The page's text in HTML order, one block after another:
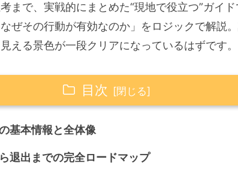
まで、実戦的にまとめた“現地で役立つ”ガイ
ぜその行動が有効なのか」をロジックで解説
える景色が一段クリアになっているはずです。
目次
基本情報と全体像
退出までの完全ロードマップ